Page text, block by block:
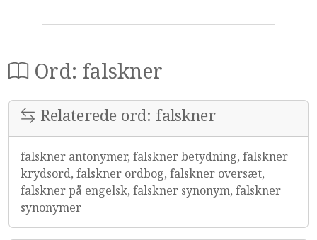
Ord: falskner
Relaterede ord: falskner
falskner antonymer, falskner betydning, falskner
krydsord, falskner ordbog, falskner oversæt,
falskner på engelsk, falskner synonym, falskner
synonymer